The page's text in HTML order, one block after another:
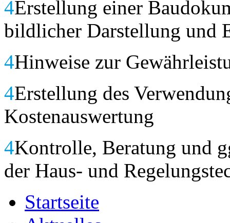
4Erstellung einer
bildlicher Darstellung und
4Hinweise zur
4Erstellung des
Kostenauswertung
4Kontrolle, Beratung und
der Haus- und
Startseite